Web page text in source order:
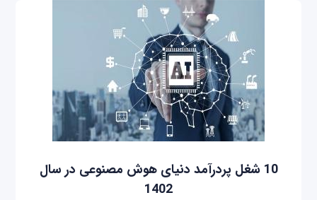
10 شغل پردرآمد دنیای هوش مصنوعی در سال
1402